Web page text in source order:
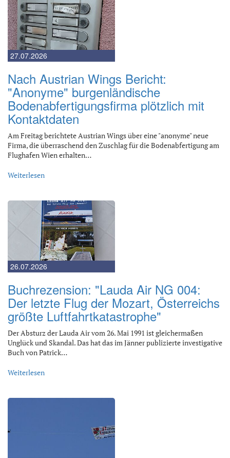
27.07.2026
Nach Austrian Wings Bericht:
"Anonyme" burgenländische
Bodenabfertigungsfirma plötzlich mit
Kontaktdaten
Am Freitag berichtete Austrian Wings über eine "anonyme" neue
Firma, die überraschend den Zuschlag für die Bodenabfertigung am
Flughafen Wien erhalten…
Weiterlesen
26.07.2026
Buchrezension: "Lauda Air NG 004:
Der letzte Flug der Mozart, Österreichs
größte Luftfahrtkatastrophe"
Der Absturz der Lauda Air vom 26. Mai 1991 ist gleichermaßen
Unglück und Skandal. Das hat das im Jänner publizierte investigative
Buch von Patrick…
Weiterlesen